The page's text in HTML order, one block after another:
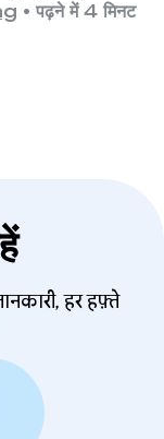
• पढ़ने में 4 मिनट
हर हफ़्ते